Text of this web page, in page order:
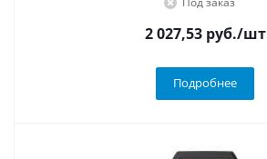
2 027,53руб./шт
Подробнее